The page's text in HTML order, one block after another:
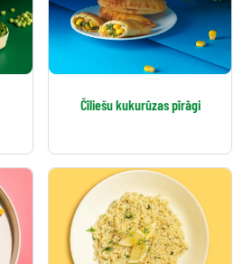
Čīliešu kukurūzas pīrāgi